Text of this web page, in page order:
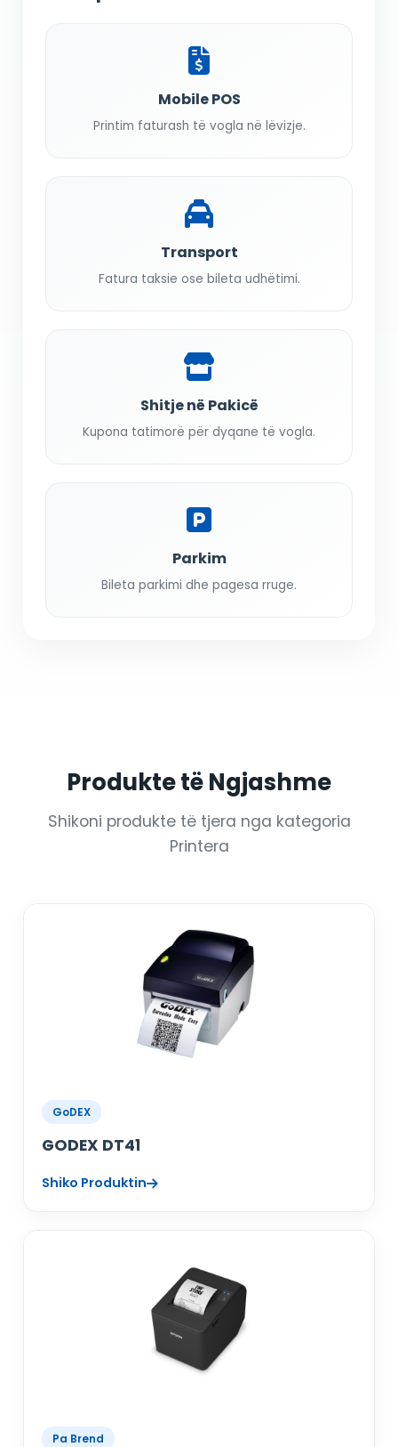
Mobile POS
Printim faturash të vogla në lëvizje.
Transport
Fatura taksie ose bileta udhëtimi.
Shitje në Pakicë
Kupona tatimorë për dyqane të vogla.
Parkim
Bileta parkimi dhe pagesa rruge.
Produkte të Ngjashme
Shikoni produkte të tjera nga kategoria
Printera
GoDEX
GODEX DT41
Shiko Produktin
Pa Brend